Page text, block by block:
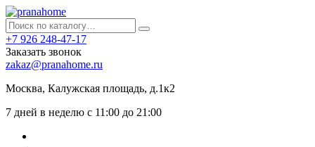
+7 926 248-47-17
Заказать звонок
zakaz@pranahome.ru
Москва, Калужская площадь, д.1к2
7 дней в неделю с 11:00 до 21:00